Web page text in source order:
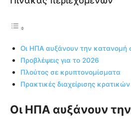
Οι ΗΠΑ αυξάνουν την κατανομή
Προβλέψεις για το 2026
Πλούτος σε κρυπτονομίσματα
Πρακτικές διαχείρισης
Οι ΗΠΑ αυξάνουν